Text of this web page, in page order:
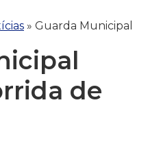
» Guarda Municipal
de